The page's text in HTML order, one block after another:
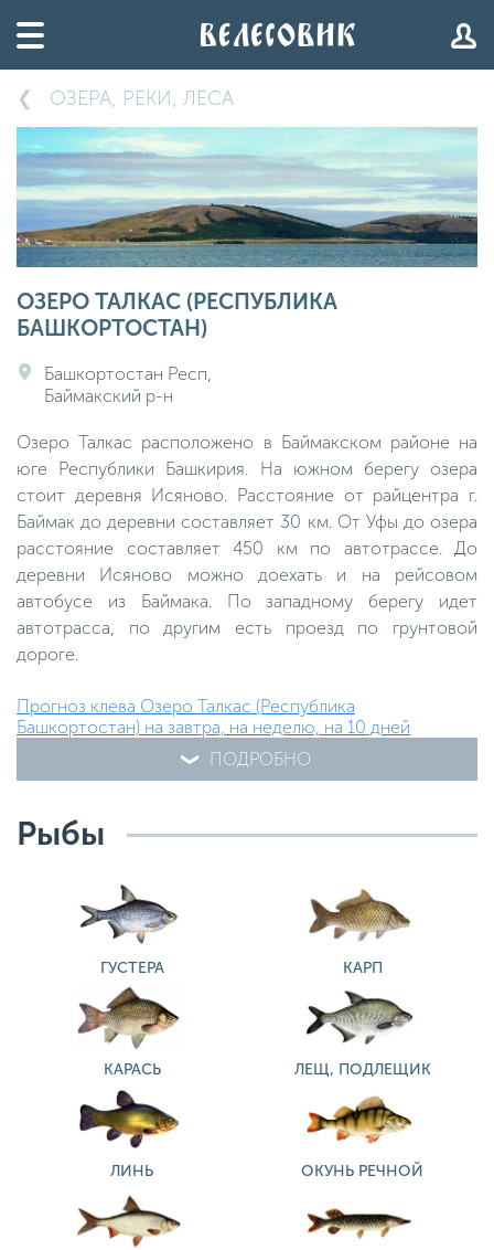
ОЗЕРА, РЕКИ, ЛЕСА
ОЗЕРО ТАЛКАС (РЕСПУБЛИКА
БАШКОРТОСТАН)
Башкортостан Респ,
Баймакский р-н
Озеро Талкас расположено в Баймакском районе на
юге Республики Башкирия. На южном берегу озера
стоит деревня Исяново. Расстояние от райцентра г.
Баймак до деревни составляет 30 км. От Уфы до озера
расстояние составляет 450 км по автотрассе. До
деревни Исяново можно доехать и на рейсовом
автобусе из Баймака. По западному берегу идет
автотрасса, по другим есть проезд по грунтовой
дороге.
Прогноз клева Озеро Талкас (Республика
Башкортостан) на завтра, на неделю, на 10 дней
ПОДРОБНО
Рыбы
ГУСТЕРА КАРП
КАРАСЬ ЛЕЩ, ПОДЛЕЩИК
ЛИНЬ ОКУНЬ РЕЧНОЙ